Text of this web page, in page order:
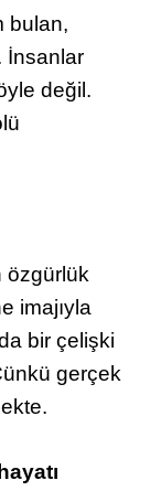
bulan,
İnsanlar
değil.
özgürlük
imajıyla
bir çelişki
gerçek